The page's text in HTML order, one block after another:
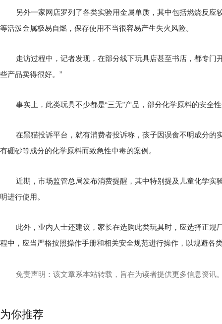
另外一家网店罗列了各类实验用金属单质，其中包括燃烧反
等活泼金属极易自燃，保存使用不当很容易产生失火风险。
走访过程中，记者发现，在部分线下玩具店甚至书店，都专门
些产品卖得很好。”
事实上，此类玩具不少都是“三无”产品，部分化学原料的安全
在黑猫投诉平台，就有消费者投诉称，孩子因误食不明成分
有硼砂等成分的化学原料而致急性中毒的案例。
近期，市场监管总局发布消费提醒，其中特别提及儿童化学实
明进行使用。
此外，业内人士还建议，家长在选购此类玩具时，应选择正规
程中，应当严格按照操作手册和相关安全规范进行操作，以规避各
免责声明：该文章系本站转载，旨在为读者提供更多信息资
为你推荐